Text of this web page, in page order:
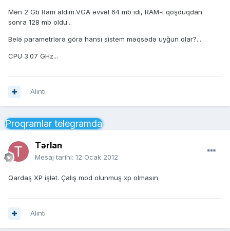
Mən 2 Gb Ram aldım.VGA əvvəl 64 mb idi, RAM-ı qoşduqdan
sonra 128 mb oldu...
Belə parametrlərə görə hansı sistem məqsədə uyğun olar?...
CPU 3.07 GHz...
Alıntı
Proqramlar telegramda
Tərlan
Mesaj tarihi: 12 Ocak 2012
Qardaş XP işlət. Çalış mod olunmuş xp olmasın
Alıntı